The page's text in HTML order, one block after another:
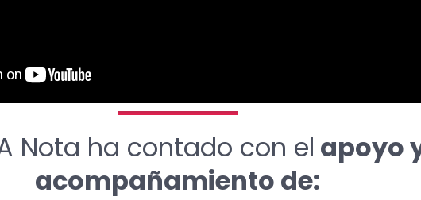
Nota ha contado con el apoyo
acompañamiento de: